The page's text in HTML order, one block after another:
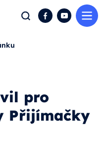
Hledat FacebookYouTube
pro
Přijímačky